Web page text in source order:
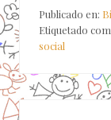
Publicado en:
Etiquetado
social